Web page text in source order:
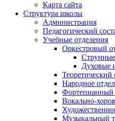
Карта сайта
Структура школы
Администрация
Педагогический
Учебные отделения
Оркестровый
Духовые
Теоретический
Народное
Фортепианный
Вокально-
Музыкальный